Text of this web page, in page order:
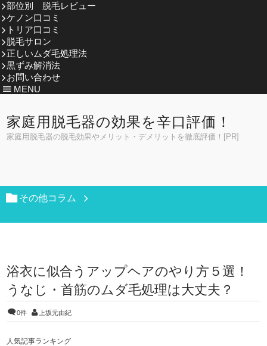
部位別 脱毛レビュー
ケノン口コミ
トリア口コミ
脱毛サロン
正しいムダ毛処理法
黒ずみ解消法
お問い合わせ
MENU
家庭用脱毛器の効果を辛口評価！
家庭用脱毛器の脱毛効果やメリット・デメリットを徹底評価！[PR]
その他コラム
浴衣に似合うアップヘアのやり方５選！
うなじ・首筋のムダ毛処理は大丈夫？
0件 上坂元由紀
人気記事ランキング